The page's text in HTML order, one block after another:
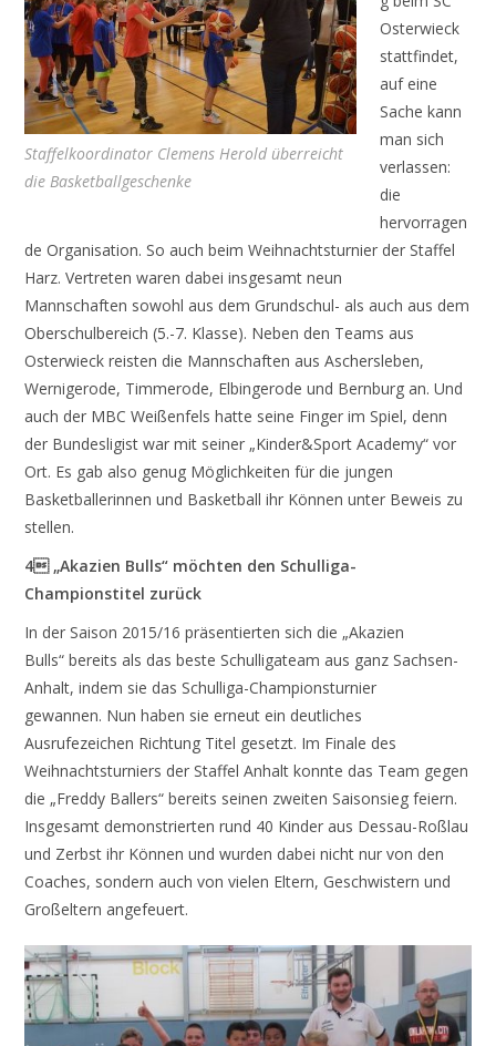
Staffelkoordinator Clemens Herold überreicht
die Basketballgeschenke
Osterwieck
stattfindet,
auf eine
Sache kann
man sich
verlassen:
die
hervorragen
de Organisation. So auch beim Weihnachtsturnier der Staffel
Harz. Vertreten waren dabei insgesamt neun
Mannschaften sowohl aus dem Grundschul- als auch aus dem
Oberschulbereich (5.-7. Klasse). Neben den Teams aus
Osterwieck reisten die Mannschaften aus Aschersleben,
Wernigerode, Timmerode, Elbingerode und Bernburg an. Und
auch der MBC Weißenfels hatte seine Finger im Spiel, denn
der Bundesligist war mit seiner „Kinder&Sport Academy“ vor
Ort. Es gab also genug Möglichkeiten für die jungen
Basketballerinnen und Basketball ihr Können unter Beweis zu
stellen.
4 „Akazien Bulls“ möchten den Schulliga-
Championstitel zurück
In der Saison 2015/16 präsentierten sich die „Akazien
Bulls“ bereits als das beste Schulligateam aus ganz Sachsen-
Anhalt, indem sie das Schulliga-Championsturnier
gewannen. Nun haben sie erneut ein deutliches
Ausrufezeichen Richtung Titel gesetzt. Im Finale des
Weihnachtsturniers der Staffel Anhalt konnte das Team gegen
die „Freddy Ballers“ bereits seinen zweiten Saisonsieg feiern.
Insgesamt demonstrierten rund 40 Kinder aus Dessau-Roßlau
und Zerbst ihr Können und wurden dabei nicht nur von den
Coaches, sondern auch von vielen Eltern, Geschwistern und
Großeltern angefeuert.